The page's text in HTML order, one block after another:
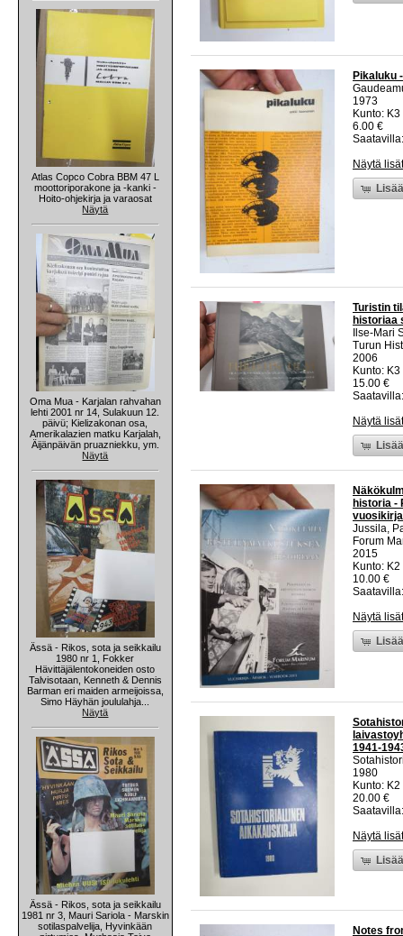
Atlas Copco Cobra BBM 47 L
moottoriporakone ja -kanki -
Hoito-ohjekirja ja varaosat
Näytä
Oma Mua - Karjalan rahvahan
lehti 2001 nr 14, Sulakuun 12.
päivü; Kielizakonan osa,
Amerikalazien matku Karjalah,
Äijänpäivän pruazniekku, ym.
Näytä
Ässä - Rikos, sota ja seikkailu
1980 nr 1, Fokker
Hävittäjälentokoneiden osto
Talvisotaan, Kenneth & Dennis
Barman eri maiden armeijoissa,
Simo Häyhän joululahja...
Näytä
Ässä - Rikos, sota ja seikkailu
1981 nr 3, Mauri Sariola - Marskin
sotilaspalvelija, Hyvinkään
Pikaluku
1973
Kunto:
6.00 €
Näytä
Turistin
historiaa
Ilse-Mari
Turun
2006
Kunto:
15.00 €
Näytä
historia -
vuosikirja
Jussila,
Forum
2015
Kunto:
10.00 €
Näytä
1941-
1980
Kunto:
20.00 €
Näytä
Notes